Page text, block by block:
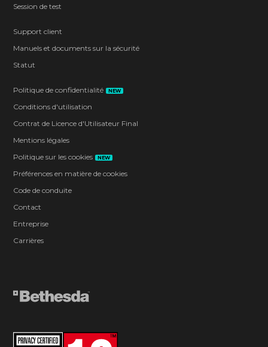
Session de test
Support client
Manuels et documents sur la sécurité
Statut
Politique de confidentialité NEW
Conditions d'utilisation
Contrat de Licence d'Utilisateur Final
Mentions légales
Politique sur les cookies
NEW
Préférences en matière de cookies
Code de conduite
Contact
Entreprise
Carrières